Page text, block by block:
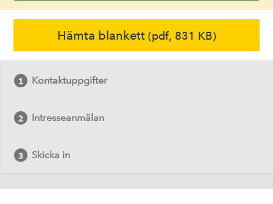
Hämta blankett(pdf, 831 KB)
Kontaktuppgifter
Intresseanmälan
Skicka in